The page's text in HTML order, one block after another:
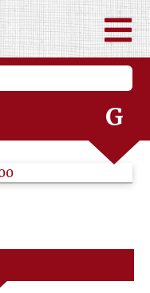
D
F
G
H
J